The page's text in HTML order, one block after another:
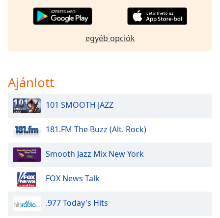
Beginning
Escape
and
window.
Color
Opacity
Text
egyéb opciók
Ajánlott
101 SMOOTH JAZZ
181.FM The Buzz (Alt. Rock)
Smooth Jazz Mix New York
FOX News Talk
.977 Today's Hits